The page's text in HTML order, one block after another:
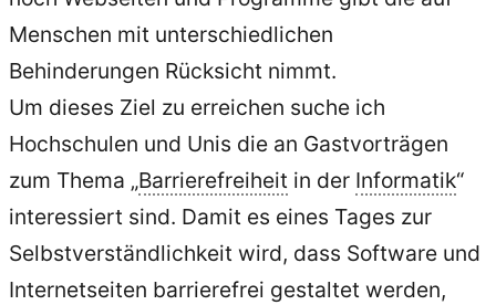
Menschen mit unterschiedlichen
Behinderungen Rücksicht nimmt.
Um dieses Ziel zu erreichen suche ich
Hochschulen und Unis die an Gastvorträgen
zum Thema „Barrierefreiheit in der Informatik“
interessiert sind. Damit es eines Tages zur
Selbstverständlichkeit wird, dass Software und
Internetseiten barrierefrei gestaltet werden,